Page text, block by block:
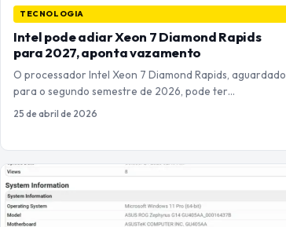
TECNOLOGIA
Intel pode adiar Xeon 7 Diamond Rapids
para 2027, aponta vazamento
O processador Intel Xeon 7 Diamond Rapids, aguardado
para o segundo semestre de 2026, pode ter…
25 de abril de 2026